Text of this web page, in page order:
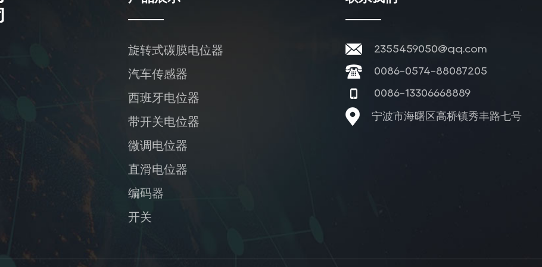
旋转式碳膜电位器
汽车传感器
西班牙电位器
带开关电位器
微调电位器
直滑电位器
编码器
开关
2355459050@qq.com
0086-0574-88087205
0086-13306668889
宁波市海曙区高桥镇秀丰路七号